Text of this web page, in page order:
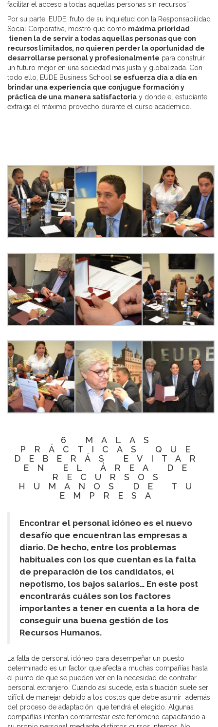
facilitar el acceso a todas aquellas personas sin recursos”.
Por su parte, EUDE, fruto de su inquietud con la Responsabilidad
Social Corporativa, mostró que como máxima prioridad
tienen la de servir a todas aquellas personas que con
recursos limitados, no quieren perder la oportunidad de
desarrollarse personal y profesionalmente para construir
un futuro mejor en una sociedad más justa y globalizada. Con
todo ello, EUDE Business School se esfuerza día a día en
brindar una experiencia que conjugue formación y
práctica de una manera satisfactoria y donde el estudiante
extraiga el máximo provecho durante el curso académico.
6 MALAS
PRÁCTICAS QUE
DEBERÁS EVITAR
EN EL ÁREA DE
RECURSOS
HUMANOS DE TU
EMPRESA
Encontrar el personal idóneo es el nuevo
desafío que encuentran las empresas a
diario. De hecho, entre los problemas
habituales con los que cuentan es la falta
de preparación de los candidatos, el
nepotismo, los bajos salarios… En este post
encontrarás cuáles son los factores
importantes a tener en cuenta a la hora de
conseguir una buena gestión de los
Recursos Humanos.
La falta de personal idóneo para desempeñar un puesto
determinado es un factor que afecta a muchas compañías hasta
el punto de que se pueden ver en la necesidad de contratar
personal extranjero. Cuando así sucede, esta situación suele ser
difícil de manejar debido a los costos que debe asumir además
del proceso de adaptación que tendrá el elegido. Algunas
compañías intentan contrarrestar este fenómeno capacitando a